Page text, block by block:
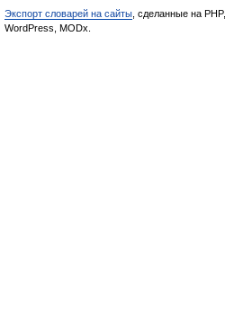
Экспорт словарей на сайты , сделанные на PHP,
WordPress, MODx.